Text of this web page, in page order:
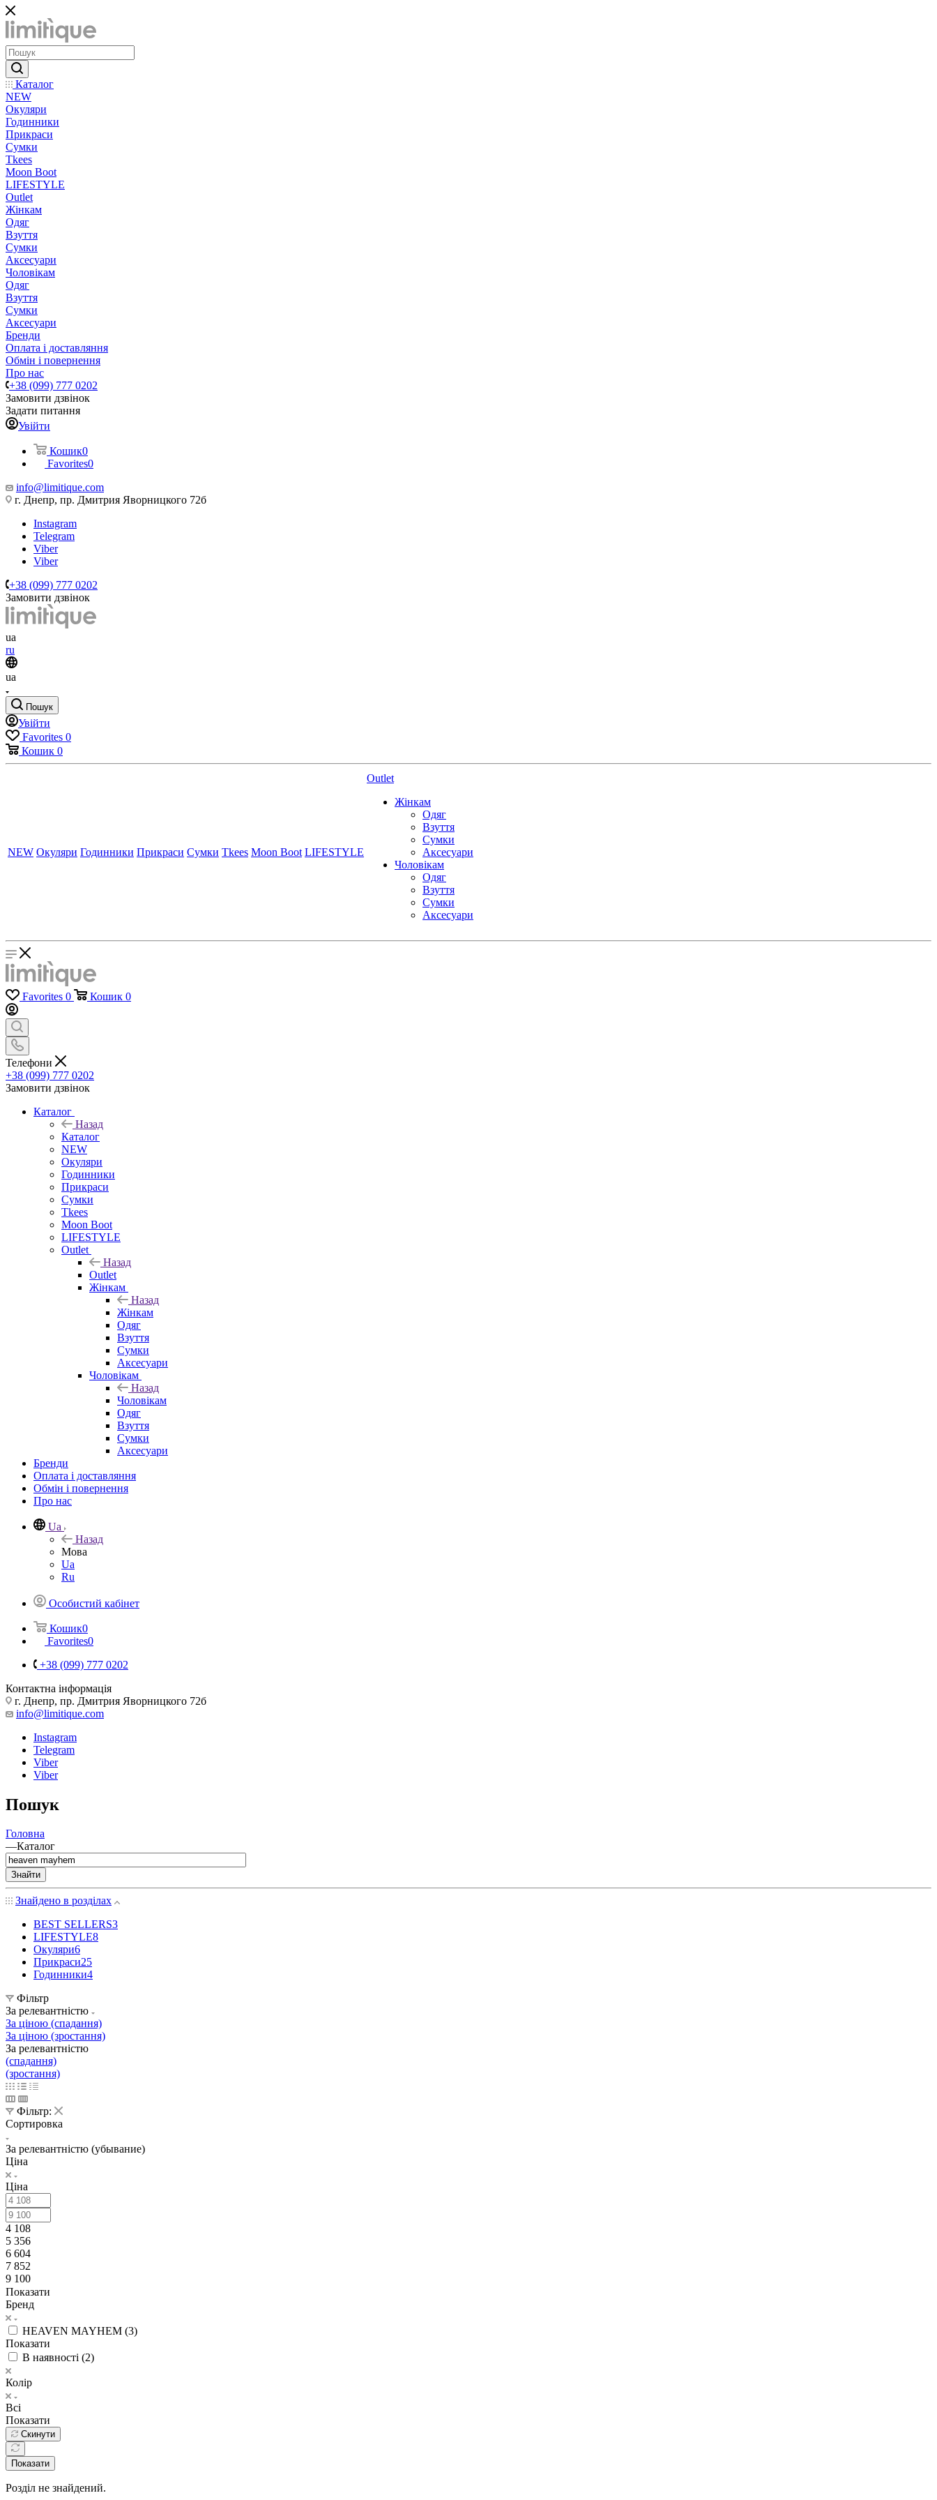
Каталог
NEW
Окуляри
Годинники
Прикраси
Сумки
Tkees
Moon Boot
LIFESTYLE
Outlet
Жінкам
Одяг
Взуття
Сумки
Аксесуари
Чоловікам
Одяг
Взуття
Сумки
Аксесуари
Бренди
Оплата і доставляння
Обмін і повернення
Про нас
+38 (099) 777 0202
Замовити дзвінок
Задати питання
Увійти
Кошик0
Favorites0
info@limitique.com
г. Днепр, пр. Дмитрия Яворницкого 72б
Instagram
Telegram
Viber
Viber
+38 (099) 777 0202
Замовити дзвінок
ua
ru
ua
Пошук
Увійти
Favorites 0
Кошик 0
NEW Окуляри Годинники Прикраси Сумки Tkees Moon Boot LIFESTYLE
Outlet
Жінкам
Одяг
Взуття
Сумки
Аксесуари
Чоловікам
Одяг
Взуття
Сумки
Аксесуари
Favorites 0 Кошик 0
Телефони
+38 (099) 777 0202
Замовити дзвінок
Каталог
Назад
Каталог
NEW
Окуляри
Годинники
Прикраси
Сумки
Tkees
Moon Boot
LIFESTYLE
Outlet
Назад
Outlet
Жінкам
Назад
Жінкам
Одяг
Взуття
Сумки
Аксесуари
Чоловікам
Назад
Чоловікам
Одяг
Взуття
Сумки
Аксесуари
Бренди
Оплата і доставляння
Обмін і повернення
Про нас
Ua
Назад
Мова
Ua
Ru
Особистий кабінет
Кошик0
Favorites0
+38 (099) 777 0202
Контактна інформація
г. Днепр, пр. Дмитрия Яворницкого 72б
info@limitique.com
Instagram
Telegram
Viber
Viber
Пошук
Головна
—Каталог
Знайти
Знайдено в розділах
BEST SELLERS3
LIFESTYLE8
Окуляри6
Прикраси25
Годинники4
Фільтр
За релевантністю
За ціною (спадання)
За ціною (зростання)
За релевантністю
(спадання)
(зростання)
Фільтр:
Сортировка
За релевантністю (убывание)
Ціна
Ціна
4 108
5 356
6 604
7 852
9 100
Показати
Бренд
HEAVEN MAYHEM (3)
Показати
В наявності (2)
Колір
Всі
Показати
Скинути
Показати
Розділ не знайдений.